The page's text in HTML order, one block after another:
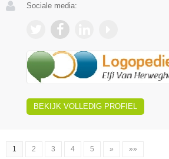
Sociale media:
BEKIJK VOLLEDIG PROFIEL
1 2 3 4 5 » »»